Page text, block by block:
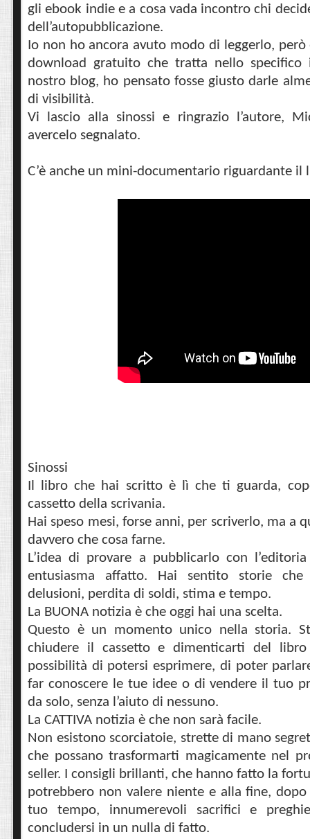
gli ebook indie e a cosa vada incontro chi
dell’autopubblicazione.
Io non ho ancora avuto modo di leggerlo, però
download gratuito che tratta nello
nostro blog, ho pensato fosse giusto darle
di visibilità.
Vi lascio alla sinossi e ringrazio l’autore,
avercelo segnalato.
C’è anche un mini-documentario riguardante il
Sinossi
Il libro che hai scritto è lì che ti guarda,
cassetto della scrivania.
Hai speso mesi, forse anni, per scriverlo, ma a
davvero che cosa farne.
L’idea di provare a pubblicarlo con
entusiasma affatto. Hai sentito storie
delusioni, perdita di soldi, stima e tempo.
La BUONA notizia è che oggi hai una scelta.
Questo è un momento unico nella storia.
chiudere il cassetto e dimenticarti del
possibilità di potersi esprimere, di poter
far conoscere le tue idee o di vendere il tuo
da solo, senza l’aiuto di nessuno.
La CATTIVA notizia è che non sarà facile.
Non esistono scorciatoie, strette di mano
che possano trasformarti magicamente nel
seller. I consigli brillanti, che hanno fatto la
potrebbero non valere niente e alla fine,
tuo tempo, innumerevoli sacrifici e
concludersi in un nulla di fatto.